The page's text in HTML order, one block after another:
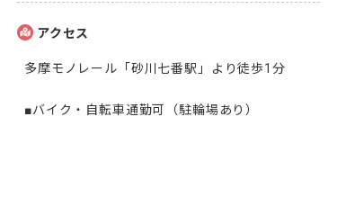
アクセス
多摩モノレール「砂川七番駅」より徒歩1分
■バイク・自転車通勤可（駐輪場あり）